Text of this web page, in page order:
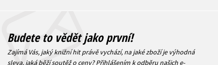
Budete to vědět jako první!
Zajímá Vás, jaký knižní hit právě vychází, na jaké zboží je výhodná
sleva, jaká běží soutěž o ceny? Přihlášením k odběru našich e-